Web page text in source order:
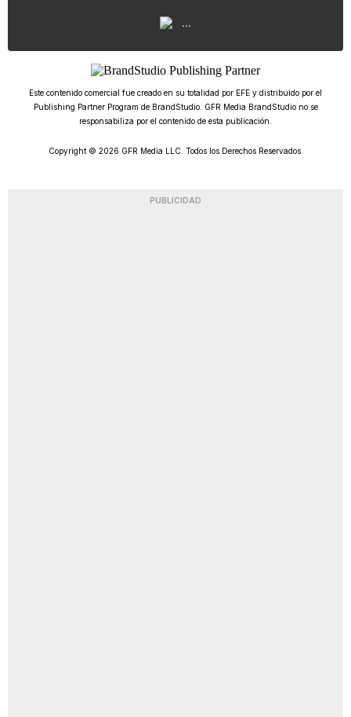
...
Este contenido comercial fue creado en su totalidad por EFE y distribuido por el
Publishing Partner Program de BrandStudio. GFR Media BrandStudio no se
responsabiliza por el contenido de esta publicación.
Copyright © 2026 GFR Media LLC. Todos los Derechos Reservados.
PUBLICIDAD